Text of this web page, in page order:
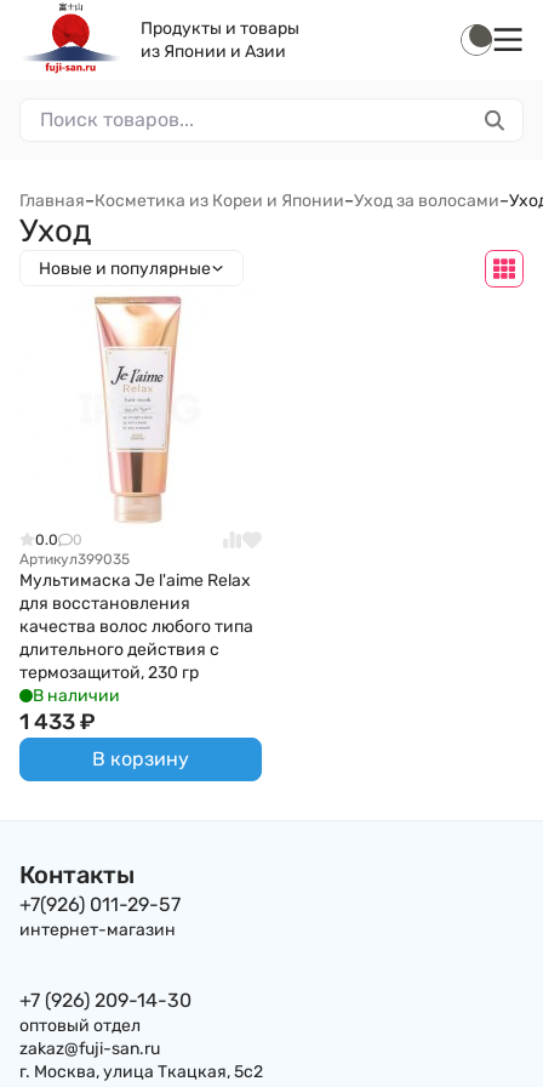
Продукты и товары
из Японии и Азии
Главная–Косметика из Кореи и Японии–Уход за волосами–
Уход
Новые и популярные
0.0
0
Артикул399035
Мультимаска Je l'aime Relax
для восстановления
качества волос любого типа
длительного действия с
термозащитой, 230 гр
В наличии
1 433₽
В корзину
Контакты
+7(926) 011-29-57
интернет-магазин
+7 (926) 209-14-30
оптовый отдел
zakaz@fuji-san.ru
г. Москва, улица Ткацкая, 5с2